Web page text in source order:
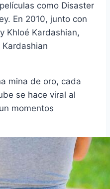
como Disaster
En 2010, junto con
Khloé Kardashian,
mina de oro, cada
se hace viral al
momentos